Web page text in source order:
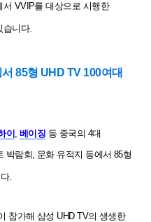
서 VVIP를 대상으로 시행한
습니다.
85형 UHD TV 100여대
이 , 베이징 등 중국의 4대
박람회, 문화 유적지 등에서 85형
다.
참가해 삼성 UHD TV의 생생한